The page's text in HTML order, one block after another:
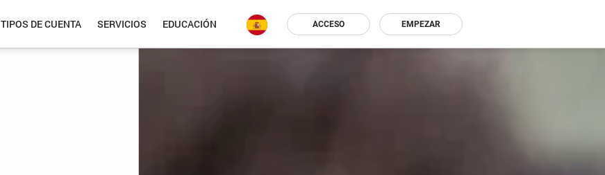
TIPOS DE CUENTA SERVICIOS EDUCACIÓN ACCESO EMPEZAR